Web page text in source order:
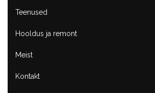
Teenused
Hooldus ja remont
Meist
Kontakt